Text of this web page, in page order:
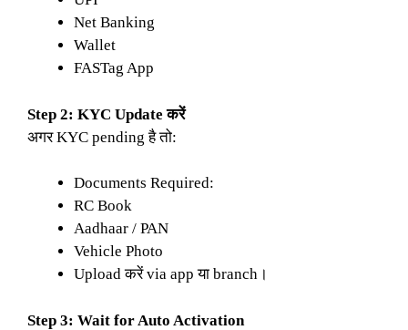
Net Banking
Wallet
FASTag App
Step 2: KYC Update करें
अगर KYC pending है तो:
Documents Required:
RC Book
Aadhaar / PAN
Vehicle Photo
Upload करें via app या branch।
Step 3: Wait for Auto Activation